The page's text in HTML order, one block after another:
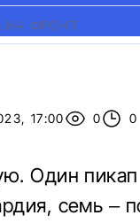
НА ФРОНТ
17:00 0
Один
семь –